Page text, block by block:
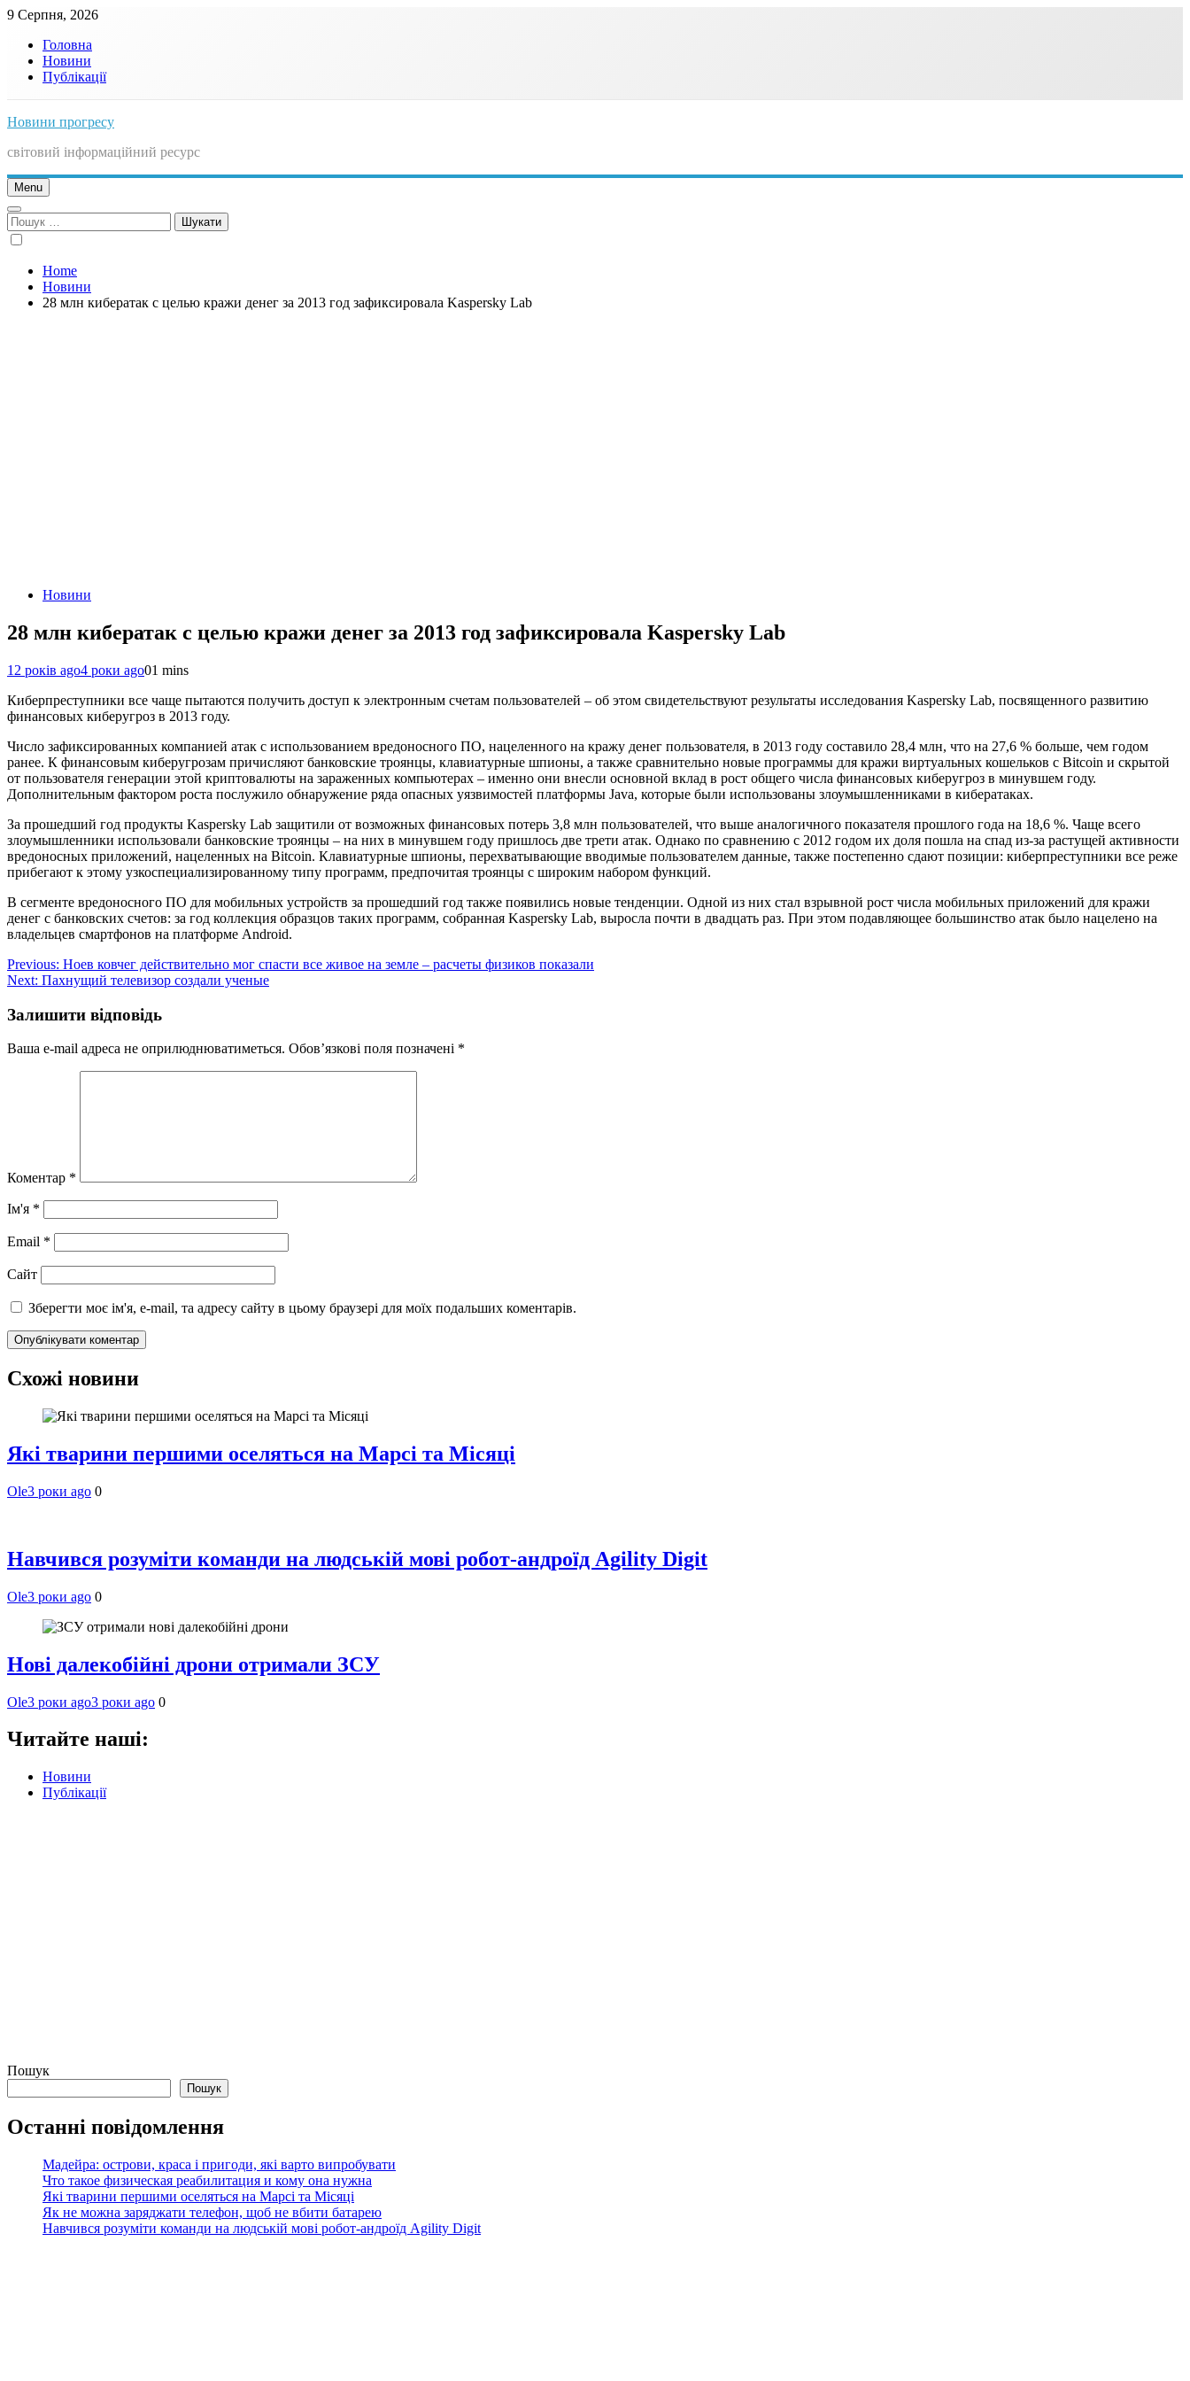
Skip
content
9 Серпня, 2026
Головна
Новини
Публікації
Новини прогресу
світовий інформаційний ресурс
Menu
Пошук:
Home
Новини
28 млн кибератак с целью кражи денег за 2013 год зафиксировала Kaspersky Lab
Новини
28 млн кибератак с целью кражи денег за 2013 год зафиксировала Kaspersky Lab
12 років ago4 роки ago01 mins
Киберпреступники все чаще пытаются получить доступ к электронным счетам пользователей – об этом свидетельствуют результаты исследования Kaspersky Lab, посвященного развитию
финансовых киберугроз в 2013 году.
Число зафиксированных компанией атак с использованием вредоносного ПО, нацеленного на кражу денег пользователя, в 2013 году составило 28,4 млн, что на 27,6 % больше, чем годом
ранее. К финансовым киберугрозам причисляют банковские троянцы, клавиатурные шпионы, а также сравнительно новые программы для кражи виртуальных кошельков с Bitcoin и скрытой
от пользователя генерации этой криптовалюты на зараженных компьютерах – именно они внесли основной вклад в рост общего числа финансовых киберугроз в минувшем году.
Дополнительным фактором роста послужило обнаружение ряда опасных уязвимостей платформы Java, которые были использованы злоумышленниками в кибератаках.
За прошедший год продукты Kaspersky Lab защитили от возможных финансовых потерь 3,8 млн пользователей, что выше аналогичного показателя прошлого года на 18,6 %. Чаще всего
злоумышленники использовали банковские троянцы – на них в минувшем году пришлось две трети атак. Однако по сравнению с 2012 годом их доля пошла на спад из-за растущей активности
вредоносных приложений, нацеленных на Bitcoin. Клавиатурные шпионы, перехватывающие вводимые пользователем данные, также постепенно сдают позиции: киберпреступники все реже
прибегают к этому узкоспециализированному типу программ, предпочитая троянцы с широким набором функций.
В сегменте вредоносного ПО для мобильных устройств за прошедший год также появились новые тенденции. Одной из них стал взрывной рост числа мобильных приложений для кражи
денег с банковских счетов: за год коллекция образцов таких программ, собранная Kaspersky Lab, выросла почти в двадцать раз. При этом подавляющее большинство атак было нацелено на
владельцев смартфонов на платформе Android.
Навігація
записів
Previous: Ноев ковчег действительно мог спасти все живое на земле – расчеты физиков показали
Next: Пахнущий телевизор создали ученые
Залишити відповідь
Ваша e-mail адреса не оприлюднюватиметься. Обов’язкові поля позначені *
Коментар *
Ім'я *
Email *
Сайт
Зберегти моє ім'я, e-mail, та адресу сайту в цьому браузері для моїх подальших коментарів.
Схожі новини
Які тварини першими оселяться на Марсі та Місяці
Ole3 роки ago 0
Навчився розуміти команди на людській мові робот-андроїд Agility Digit
Ole3 роки ago 0
Нові далекобійні дрони отримали ЗСУ
Ole3 роки ago3 роки ago 0
Читайте наші:
Новини
Публікації
Пошук
Пошук
Останні повідомлення
Мадейра: острови, краса і пригоди, які варто випробувати
Что такое физическая реабилитация и кому она нужна
Які тварини першими оселяться на Марсі та Місяці
Як не можна заряджати телефон, щоб не вбити батарею
Навчився розуміти команди на людській мові робот-андроїд Agility Digit